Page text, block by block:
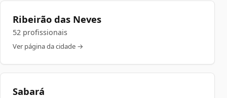
Ribeirão das Neves
52 profissionais
Ver página da cidade →
Sabará